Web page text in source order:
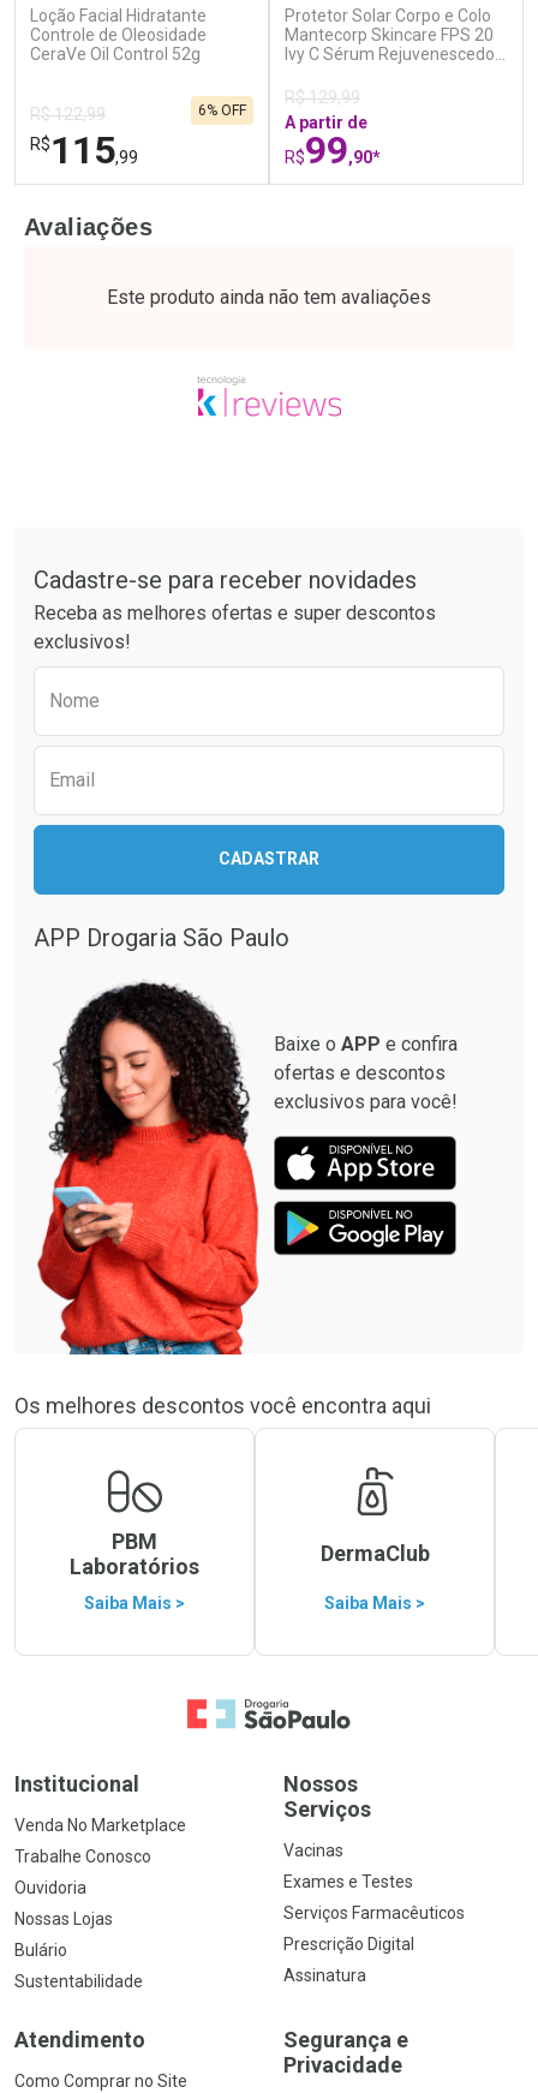
Ativar Desconto
Por R$ 21,86/cada
Comprar sem Desconto
Ativar Desconto
Comprar sem Desconto
Por R$ 64,79/cada
Comprar sem Desconto
Loção Facial Hidratante
Controle de Oleosidade
CeraVe Oil Control 52g
R$ 122,99
R$115,99
6% OFF
Dermaclub
Ativar Desconto
Comprar sem Desconto
Por R$ 115,99/cada
Por Menos
Comprar sem Desconto
Por R$ 115,99/cada
Protetor Solar Corpo e Colo
Mantecorp Skincare FPS 20
Ivy C Sérum Rejuvenescedor
R$ 129,99
A partir de
R$99,90*
Laboratório
Ativar Desconto
Comprar sem Desconto
Por Menos
Comprar sem Desconto
Avaliações
Este produto ainda não tem avaliações
Cadastre-se para receber novidades
Receba as melhores ofertas e super descontos
exclusivos!
Nome
Email
CADASTRAR
APP Drogaria São Paulo
Baixe o APP e confira
ofertas e descontos
exclusivos para você!
Os melhores descontos você encontra aqui
PBM
Laboratórios
Saiba Mais >
DermaClub
Saiba Mais >
Ir para a Home
Institucional
Venda No Marketplace
Trabalhe Conosco
Ouvidoria
Nossas Lojas
Bulário
Sustentabilidade
Nossos
Serviços
Vacinas
Exames e Testes
Serviços Farmacêuticos
Prescrição Digital
Assinatura
Atendimento
Como Comprar no Site
Segurança e
Privacidade